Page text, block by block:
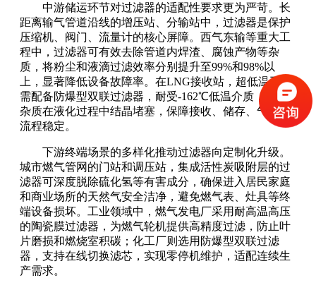
中游储运环节对过滤器的适配性要求更为严苛。长
距离输气管道沿线的增压站、分输站中，过滤器是保护
压缩机、阀门、流量计的核心屏障。西气东输等重大工
程中，过滤器可有效去除管道内焊渣、腐蚀产物等杂
质，将粉尘和液滴过滤效率分别提升至99%和98%以
上，显著降低设备故障率。在LNG接收站，超低温工况
需配备防爆型双联过滤器，耐受-162℃低温介质，防止
杂质在液化过程中结晶堵塞，保障接收、储存、气化全
流程稳定。
下游终端场景的多样化推动过滤器向定制化升级。
城市燃气管网的门站和调压站，集成活性炭吸附层的过
滤器可深度脱除硫化氢等有害成分，确保进入居民家庭
和商业场所的天然气安全洁净，避免燃气表、灶具等终
端设备损坏。工业领域中，燃气发电厂采用耐高温高压
的陶瓷膜过滤器，为燃气轮机提供高精度过滤，防止叶
片磨损和燃烧室积碳；化工厂则选用防爆型双联过滤
器，支持在线切换滤芯，实现零停机维护，适配连续生
产需求。